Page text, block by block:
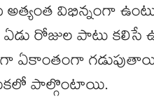
అత్యంత విభిన్నంగా
ఏడు రోజుల పాటు
ఏకాంతంగా
పాల్గొంటాయి.